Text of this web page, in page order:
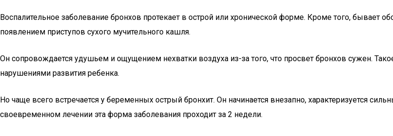
Воспалительное заболевание бронхов протекает в острой или хронической форме. Кроме того, бывает
появлением приступов сухого мучительного кашля.
Он сопровождается удушьем и ощущением нехватки воздуха из-за того, что просвет бронхов сужен.
нарушениями развития ребенка.
Но чаще всего встречается у беременных острый бронхит. Он начинается внезапно, характеризуется
своевременном лечении эта форма заболевания проходит за 2 недели.